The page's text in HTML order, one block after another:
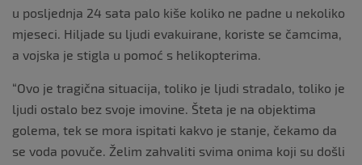
u posljednja 24 sata palo kiše koliko ne padne u nekoliko
mjeseci. Hiljade su ljudi evakuirane, koriste se čamcima,
a vojska je stigla u pomoć s helikopterima.
“Ovo je tragična situacija, toliko je ljudi stradalo, toliko je
ljudi ostalo bez svoje imovine. Šteta je na objektima
golema, tek se mora ispitati kakvo je stanje, čekamo da
se voda povuče. Želim zahvaliti svima onima koji su došli